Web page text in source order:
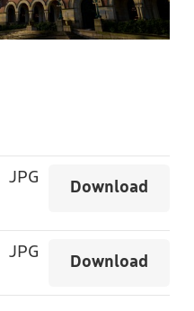
JPG
Download
JPG
Download